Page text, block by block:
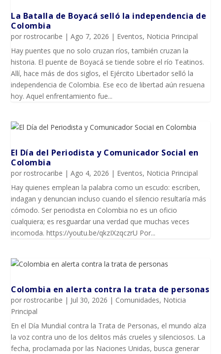
La Batalla de Boyacá selló la independencia de
Colombia
porrostrocaribe |Ago 7, 2026 | Eventos, Noticia Principal
Hay puentes que no solo cruzan ríos, también cruzan la
historia. El puente de Boyacá se tiende sobre el río Teatinos.
Allí, hace más de dos siglos, el Ejército Libertador selló la
independencia de Colombia. Ese eco de libertad aún resuena
hoy. Aquel enfrentamiento fue...
El Día del Periodista y Comunicador SociaI en
Colombia
porrostrocaribe |Ago 4, 2026 | Eventos, Noticia Principal
Hay quienes emplean la palabra como un escudo: escriben,
indagan y denuncian incluso cuando el silencio resultaría más
cómodo. Ser periodista en Colombia no es un oficio
cualquiera; es resguardar una verdad que muchas veces
incomoda. https://youtu.be/qkzIXzqczrU Por...
Colombia en alerta contra la trata de personas
porrostrocaribe | Jul 30, 2026 | Comunidades, Noticia
Principal
En el Día Mundial contra la Trata de Personas, el mundo alza
la voz contra uno de los delitos más crueles y silenciosos. La
fecha, proclamada por las Naciones Unidas, busca generar